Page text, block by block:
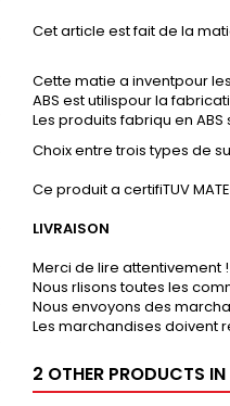
Cet article est fait de la
Cette matie a inventpour
ABS est utilispour la
Les produits fabriqu en
Choix entre trois types de
Ce produit a certifiTUV
LIVRAISON
Merci de lire attentivement !
Nous rlisons toutes les
Nous envoyons des
Les marchandises doivent
2 OTHER PRODUCTS